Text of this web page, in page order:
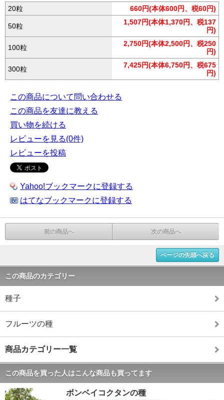
20粒 660円(本体600円、税60円)
50粒
1,507円(本体1,370円、税137
円)
100粒
2,750円(本体2,500円、税250
円)
300粒
7,425円(本体6,750円、税675
円)
この商品について問い合わせる
この商品を友達に教える
買い物を続ける
レビューを見る(0件)
レビューを投稿
Yahoo!ブックマークに登録する
はてなブックマークに登録する
前の商品へ 次の商品へ
ページの先頭へ戻る
この商品のカテゴリー
種子
フルーツの種
商品カテゴリー一覧
この商品を買った人はこんな商品も買ってます
ボンベイコクタンの種